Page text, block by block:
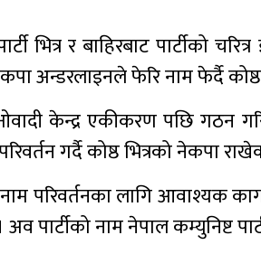
भित्र र बाहिरबाट पार्टीको
अन्डरलाइनले फेरि नाम फेर्दै
केन्द्र एकीकरण पछि गठन
गर्दै कोष्ठ भित्रको नेकपा
परिवर्तनका लागि आवाश्यक
पार्टीको नाम नेपाल कम्युनिष्ट